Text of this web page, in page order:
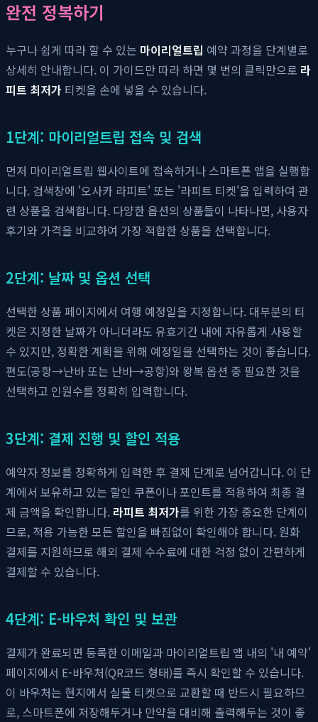
완전 정복하기
누구나 쉽게 따라 할 수 있는 마이리얼트립 예약 과정을 단계별로
상세히 안내합니다. 이 가이드만 따라 하면 몇 번의 클릭만으로 라
피트 최저가 티켓을 손에 넣을 수 있습니다.
1단계: 마이리얼트립 접속 및 검색
먼저 마이리얼트립 웹사이트에 접속하거나 스마트폰 앱을 실행합
니다. 검색창에 '오사카 라피트' 또는 '라피트 티켓'을 입력하여 관
련 상품을 검색합니다. 다양한 옵션의 상품들이 나타나면, 사용자
후기와 가격을 비교하여 가장 적합한 상품을 선택합니다.
2단계: 날짜 및 옵션 선택
선택한 상품 페이지에서 여행 예정일을 지정합니다. 대부분의 티
켓은 지정한 날짜가 아니더라도 유효기간 내에 자유롭게 사용할
수 있지만, 정확한 계획을 위해 예정일을 선택하는 것이 좋습니다.
편도(공항→난바 또는 난바→공항)와 왕복 옵션 중 필요한 것을
선택하고 인원수를 정확히 입력합니다.
3단계: 결제 진행 및 할인 적용
예약자 정보를 정확하게 입력한 후 결제 단계로 넘어갑니다. 이 단
계에서 보유하고 있는 할인 쿠폰이나 포인트를 적용하여 최종 결
제 금액을 확인합니다. 라피트 최저가를 위한 가장 중요한 단계이
므로, 적용 가능한 모든 할인을 빠짐없이 확인해야 합니다. 원화
결제를 지원하므로 해외 결제 수수료에 대한 걱정 없이 간편하게
결제할 수 있습니다.
4단계: E-바우처 확인 및 보관
결제가 완료되면 등록한 이메일과 마이리얼트립 앱 내의 '내 예약'
페이지에서 E-바우처(QR코드 형태)를 즉시 확인할 수 있습니다.
이 바우처는 현지에서 실물 티켓으로 교환할 때 반드시 필요하므
로, 스마트폰에 저장해두거나 만약을 대비해 출력해두는 것이 좋